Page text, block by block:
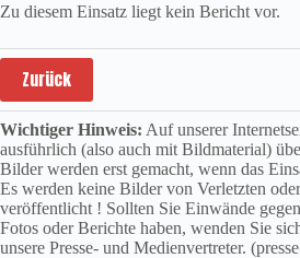
Zu diesem Einsatz liegt kein Bericht vor.
Zurück
Wichtiger Hinweis: Auf unserer
ausführlich (also auch mit Bildmaterial)
Bilder werden erst gemacht, wenn das
Es werden keine Bilder von Verletzten
veröffentlicht ! Sollten Sie Einwände
Fotos oder Berichte haben, wenden Sie
unsere Presse- und Medienvertreter.